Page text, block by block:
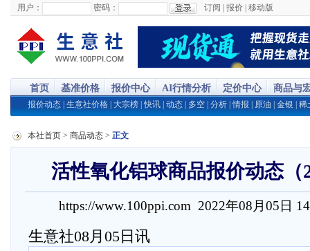
用户： 密码： 订阅 报价 移动版
首页 基准价格 报价中心 AI行情分析 定价中心 商品与
报价动态 生意社价格 大宗榜 |快讯 动态 多空 分析 |情报 原油 金银 稀
本社首页 > 商品动态 > 正文
活性氧化铝球商品报价动态（
https://www.100ppi.com 2022年08月05日
生意社08月05日讯